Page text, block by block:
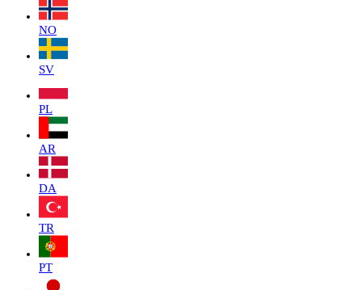
NO
SV
PL
AR
DA
TR
PT